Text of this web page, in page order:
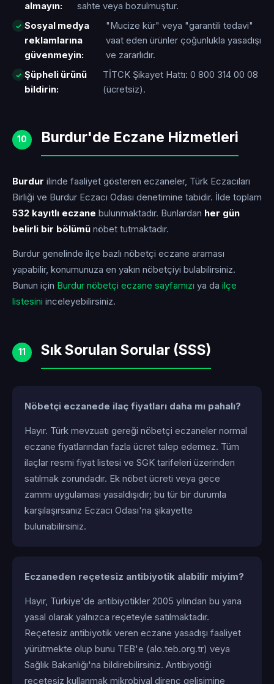
almayın:
sahte veya bozulmuştur.
Sosyal medya
reklamlarına
güvenmeyin:
"Mucize kür" veya "garantili tedavi"
vaat eden ürünler çoğunlukla yasadışı
ve zararlıdır.
Şüpheli ürünü
bildirin:
TİTCK Şikayet Hattı: 0 800 314 00 08
(ücretsiz).
10 Burdur'de Eczane Hizmetleri
Burdur ilinde faaliyet gösteren eczaneler, Türk Eczacıları
Birliği ve Burdur Eczacı Odası denetimine tabidir. İlde toplam
532 kayıtlı eczane bulunmaktadır. Bunlardan her gün
belirli bir bölümü nöbet tutmaktadır.
Burdur genelinde ilçe bazlı nöbetçi eczane araması
yapabilir, konumunuza en yakın nöbetçiyi bulabilirsiniz.
Bunun için Burdur nöbetçi eczane sayfamızı ya da ilçe
listesini inceleyebilirsiniz.
11 Sık Sorulan Sorular (SSS)
Nöbetçi eczanede ilaç fiyatları daha mı pahalı?
Hayır. Türk mevzuatı gereği nöbetçi eczaneler normal
eczane fiyatlarından fazla ücret talep edemez. Tüm
ilaçlar resmi fiyat listesi ve SGK tarifeleri üzerinden
satılmak zorundadır. Ek nöbet ücreti veya gece
zammı uygulaması yasaldışıdır; bu tür bir durumla
karşılaşırsanız Eczacı Odası'na şikayette
bulunabilirsiniz.
Eczaneden reçetesiz antibiyotik alabilir miyim?
Hayır, Türkiye'de antibiyotikler 2005 yılından bu yana
yasal olarak yalnızca reçeteyle satılmaktadır.
Reçetesiz antibiyotik veren eczane yasadışı faaliyet
yürütmekte olup bunu TEB'e (alo.teb.org.tr) veya
Sağlık Bakanlığı'na bildirebilirsiniz. Antibiyotiği
reçetesiz kullanmak mikrobiyal direnç gelişimine